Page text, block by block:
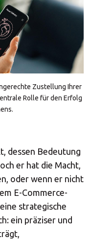
Zustellung Ihrer
Rolle für den Erfolg
dessen Bedeutung
er hat die Macht,
oder wenn er nicht
E-Commerce-
strategische
ein präziser und